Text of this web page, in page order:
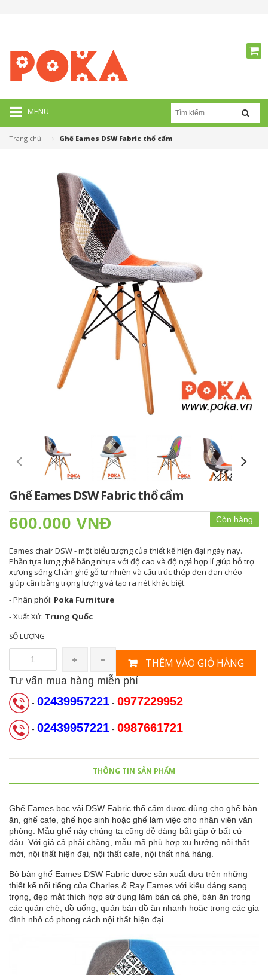
MENU
Trang chủ —› Ghế Eames DSW Fabric thổ cẩm
Ghế Eames DSW Fabric thổ cẩm
Còn hàng
600.000 VNĐ
Eames chair DSW - một biểu tượng của thiết kế hiện đại ngày nay.
Phần tựa lưng ghế bằng nhựa với độ cao và độ ngả hợp lí giúp hỗ trợ
xương sống.Chân ghế gỗ tự nhiên và cấu trúc thép đen đan chéo
giúp cân bằng trọng lượng và tạo ra nét khác biệt.
- Phân phối: Poka Furniture
- Xuất Xứ: Trung Quốc
SỐ LƯỢNG
THÊM VÀO GIỎ HÀNG
Tư vấn mua hàng miễn phí
- 02439957221 - 0977229952
- 02439957221 - 0987661721
THÔNG TIN SẢN PHẨM
Ghế Eames bọc vải DSW Fabric thổ cẩm được dùng cho ghế bàn
ăn, ghế cafe, ghế học sinh hoặc ghế làm việc cho nhân viên văn
phòng. Mẫu ghế này chúng ta cũng dễ dàng bắt gặp ở bất cứ
đâu. Với giá cả phải chăng, mẫu mã phù hợp xu hướng nội thất
mới, nội thất hiện đại, nội thất cafe, nội thất nhà hàng.
Bộ bàn ghế Eames DSW Fabric được sản xuất dựa trên những
thiết kế nổi tiếng của Charles & Ray Eames với kiểu dáng sang
trọng, đẹp mắt thích hợp sử dụng làm bàn cà phê, bàn ăn trong
các quán chè, đồ uống, quán bán đồ ăn nhanh hoặc trong các gia
đình nhỏ có phong cách nội thất hiện đại.